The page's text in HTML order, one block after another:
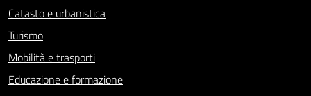
Catasto e urbanistica
Turismo
Mobilità e trasporti
Educazione e formazione